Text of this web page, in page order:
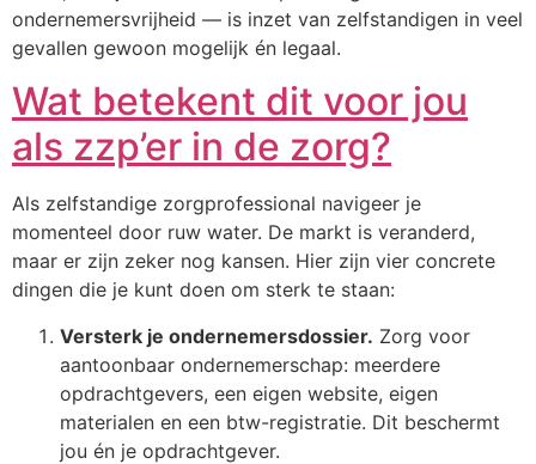
ondernemersvrijheid — is inzet van zelfstandigen in veel
gevallen gewoon mogelijk én legaal.
Wat betekent dit voor jou
als zzp’er in de zorg?
Als zelfstandige zorgprofessional navigeer je
momenteel door ruw water. De markt is veranderd,
maar er zijn zeker nog kansen. Hier zijn vier concrete
dingen die je kunt doen om sterk te staan:
Versterk je ondernemersdossier. Zorg voor
aantoonbaar ondernemerschap: meerdere
opdrachtgevers, een eigen website, eigen
materialen en een btw-registratie. Dit beschermt
jou én je opdrachtgever.